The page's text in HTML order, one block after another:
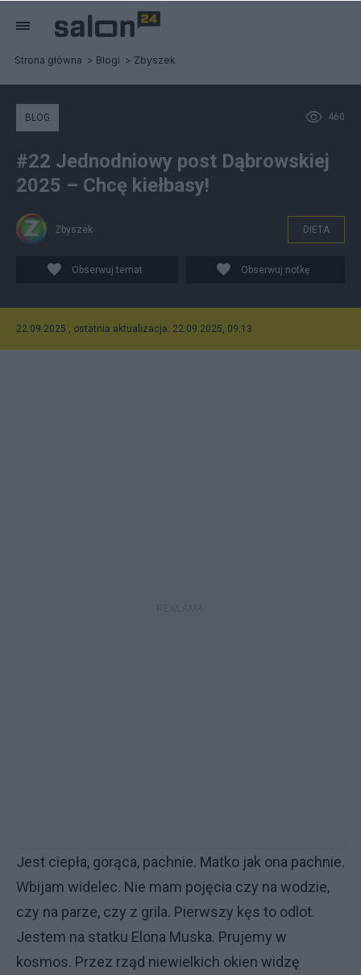
Strona główna Blogi Zbyszek
460
BLOG
#22 Jednodniowy post Dąbrowskiej
2025 – Chcę kiełbasy!
Zbyszek DIETA
Obserwuj temat Obserwuj notkę
22.09.2025 , ostatnia aktualizacja: 22.09.2025, 09:13
Jest ciepła, gorąca, pachnie. Matko jak ona pachnie.
Wbijam widelec. Nie mam pojęcia czy na wodzie,
czy na parze, czy z grila. Pierwszy kęs to odlot.
Jestem na statku Elona Muska. Prujemy w
kosmos. Przez rząd niewielkich okien widzę